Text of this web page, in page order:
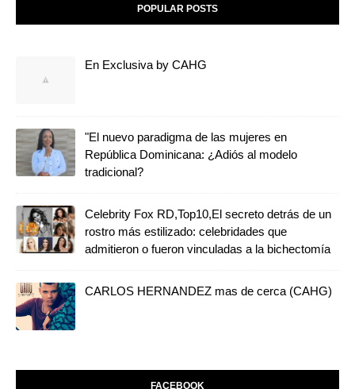
POPULAR POSTS
En Exclusiva by CAHG
"El nuevo paradigma de las mujeres en
República Dominicana: ¿Adiós al modelo
tradicional?
Celebrity Fox RD,Top10,El secreto detrás de un
rostro más estilizado: celebridades que
admitieron o fueron vinculadas a la bichectomía
CARLOS HERNANDEZ mas de cerca (CAHG)
FACEBOOK